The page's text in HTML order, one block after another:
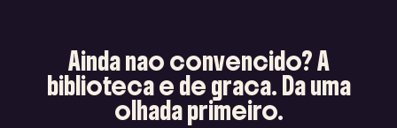
Ainda nao convencido? A
biblioteca e de graca. Da uma
olhada primeiro.